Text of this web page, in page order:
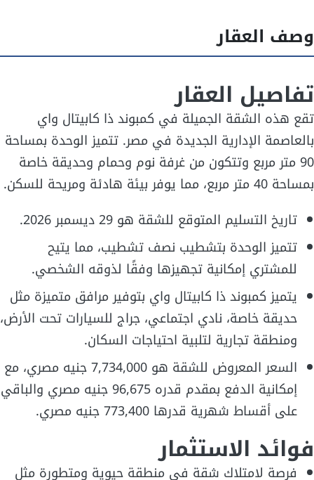
وصف العقار
تفاصيل العقار
تقع هذه الشقة الجميلة في كمبوند ذا كابيتال واي
بالعاصمة الإدارية الجديدة في مصر. تتميز الوحدة بمساحة
90 متر مربع وتتكون من غرفة نوم وحمام وحديقة خاصة
بمساحة 40 متر مربع، مما يوفر بيئة هادئة ومريحة للسكن.
تاريخ التسليم المتوقع للشقة هو 29 ديسمبر 2026.
تتميز الوحدة بتشطيب نصف تشطيب، مما يتيح
للمشتري إمكانية تجهيزها وفقًا لذوقه الشخصي.
يتميز كمبوند ذا كابيتال واي بتوفير مرافق متميزة مثل
حديقة خاصة، نادي اجتماعي، جراج للسيارات تحت الأرض،
ومنطقة تجارية لتلبية احتياجات السكان.
السعر المعروض للشقة هو 7,734,000 جنيه مصري، مع
إمكانية الدفع بمقدم قدره 96,675 جنيه مصري والباقي
على أقساط شهرية قدرها 773,400 جنيه مصري.
فوائد الاستثمار
فرصة لامتلاك شقة في منطقة حيوية ومتطورة مثل